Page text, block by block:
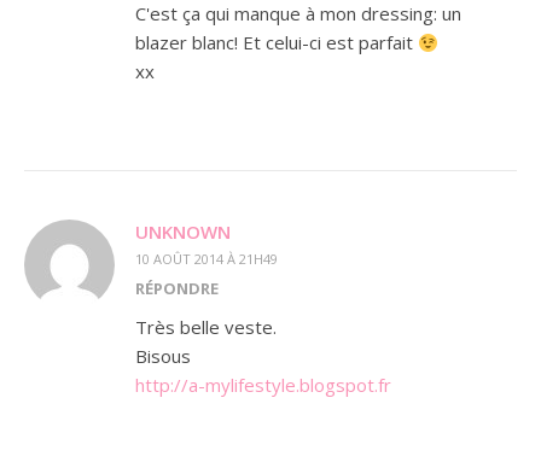
C'est ça qui manque à mon dressing: un
blazer blanc! Et celui-ci est parfait
xx
UNKNOWN
10 AOÛT 2014 À 21H49
RÉPONDRE
Très belle veste.
Bisous
http://a-mylifestyle.blogspot.fr